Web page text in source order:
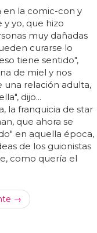
en la comic-con y
yo, que hizo
muy dañadas
curarse lo
tiene sentido",
de miel y nos
una relación adulta,
dijo...
la franquicia de star
que ahora se
en aquella época,
de los guionistas
como quería el
→